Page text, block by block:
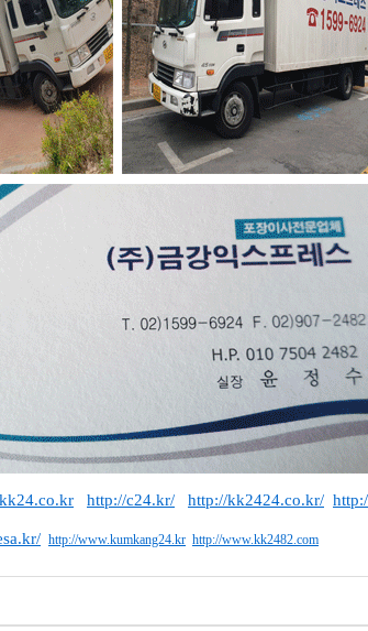
http://c24.kr/ http://kk2424.co.kr/
http://www.kumkang24.kr http://www.kk2482.com